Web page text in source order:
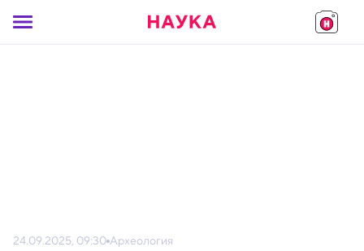
24.09.2025, 09:30 Археология